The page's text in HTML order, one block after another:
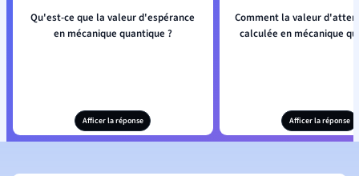
Qu'est-ce que la valeur d'espérance
en mécanique quantique ?
Afficer la réponse
Comment la valeur
calculée en mécanique
Afficer la réponse